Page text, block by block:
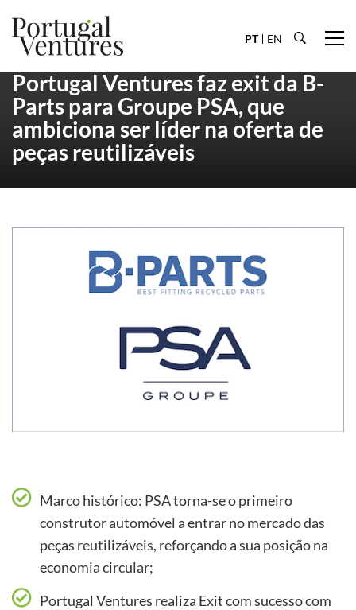
PT EN
Portugal Ventures faz exit da B-
Parts para Groupe PSA, que
ambiciona ser líder na oferta de
peças reutilizáveis
Marco histórico: PSA torna-se o primeiro
construtor automóvel a entrar no mercado das
peças reutilizáveis, reforçando a sua posição na
economia circular;
Portugal Ventures realiza Exit com sucesso com